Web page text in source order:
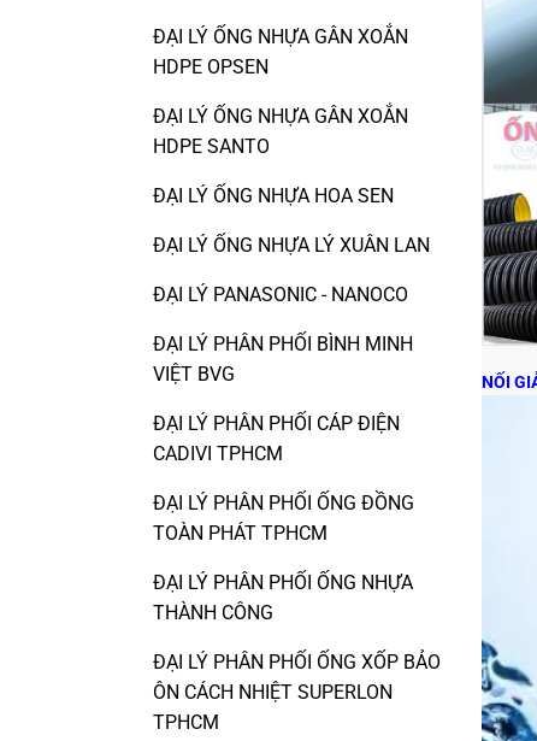
ĐẠI LÝ ỐNG NHỰA GÂN XOẮN
HDPE OPSEN
ĐẠI LÝ ỐNG NHỰA GÂN XOẮN
HDPE SANTO
ĐẠI LÝ ỐNG NHỰA HOA SEN
ĐẠI LÝ ỐNG NHỰA LÝ XUÂN LAN
ĐẠI LÝ PANASONIC - NANOCO
ĐẠI LÝ PHÂN PHỐI BÌNH MINH
VIỆT BVG
ĐẠI LÝ PHÂN PHỐI CÁP ĐIỆN
CADIVI TPHCM
ĐẠI LÝ PHÂN PHỐI ỐNG ĐỒNG
TOÀN PHÁT TPHCM
ĐẠI LÝ PHÂN PHỐI ỐNG NHỰA
THÀNH CÔNG
ĐẠI LÝ PHÂN PHỐI ỐNG XỐP BẢO
ÔN CÁCH NHIỆT SUPERLON
TPHCM
NỐI